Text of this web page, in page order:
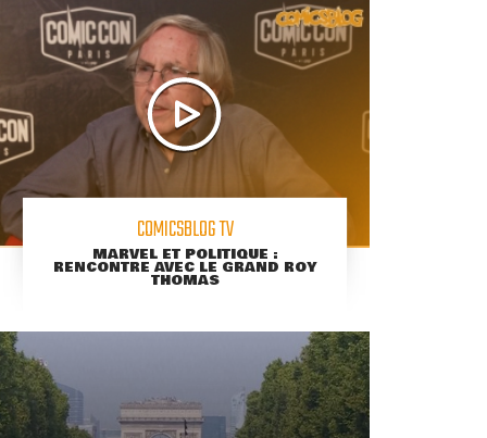
COMICSBLOG TV
MARVEL ET POLITIQUE :
RENCONTRE AVEC LE GRAND ROY
THOMAS